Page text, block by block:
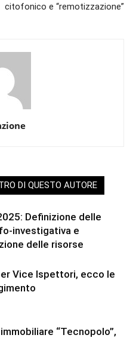
citofonico e “remotizzazione”
DI QUESTO AUTORE
Definizione delle
investigativa e
delle risorse
Vice Ispettori, ecco le
“Tecnopolo”,